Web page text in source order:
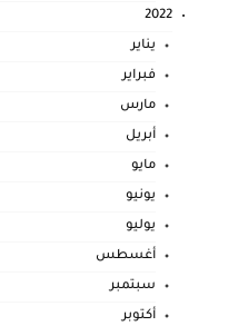
2022
يناير
فبراير
مارس
أبريل
مايو
يونيو
يوليو
أغسطس
سبتمبر
أكتوبر